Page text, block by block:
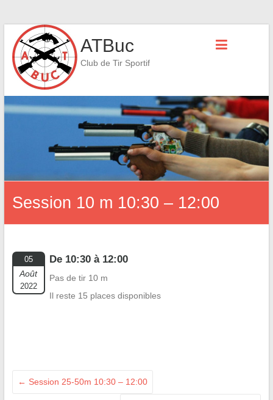
content
ATBuc
Club de Tir Sportif
Session 10 m 10:30 – 12:00
05
Août
2022
De 10:30 à 12:00
Pas de tir 10 m
Il reste 15 places disponibles
← Session 25-50m 10:30 – 12:00